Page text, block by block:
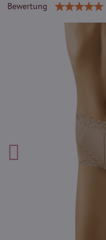
Bewertung